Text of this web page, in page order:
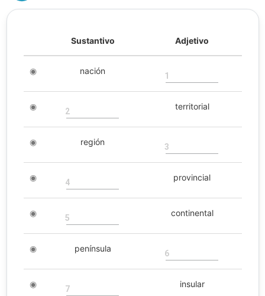
Sustantivo Adjetivo
◉ nación 1
◉ 2 territorial
◉ región 3
◉ 4 provincial
◉ 5 continental
◉ península 6
◉ 7 insular